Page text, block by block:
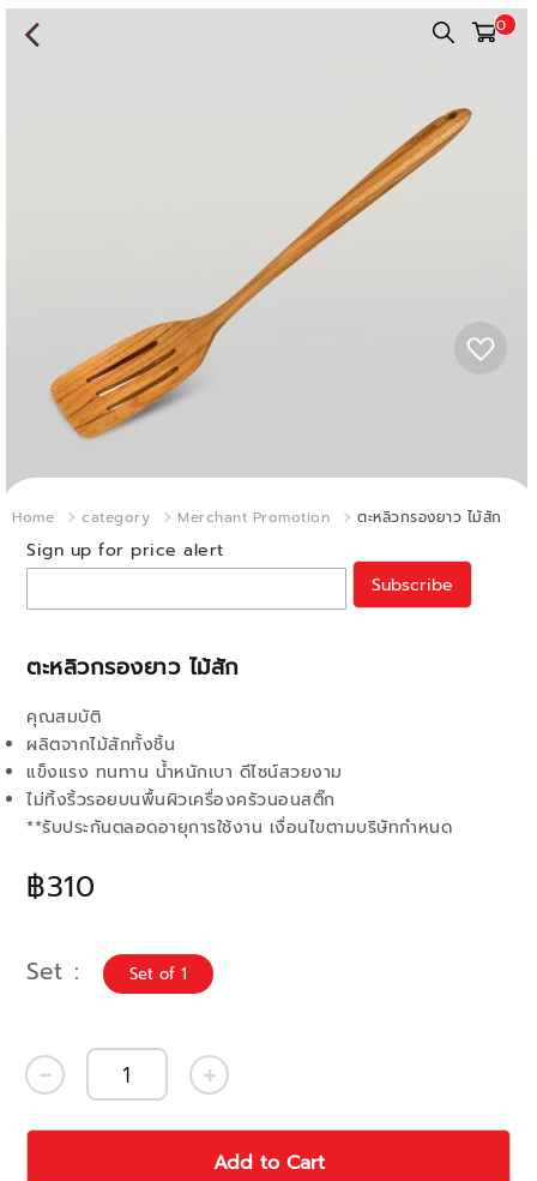
0
Home category Merchant Promotion ตะหลิวกรองยาว ไม้สัก
ตะหลิวกรองยาว ไม้สัก
฿310
คุณสมบัติ
ผลิตจากไม้สักทั้งชิ้น
แข็งแรง ทนทาน น้ำหนักเบา ดีไซน์สวยงาม
ไม่ทิ้งริ้วรอยบนพื้นผิวเครื่องครัวนอนสติ๊ก
**รับประกันตลอดอายุการใช้งาน เงื่อนไขตามบริษัทกำหนด
Sign up for price alert
Subscribe
Set Set of 1
Add to Cart